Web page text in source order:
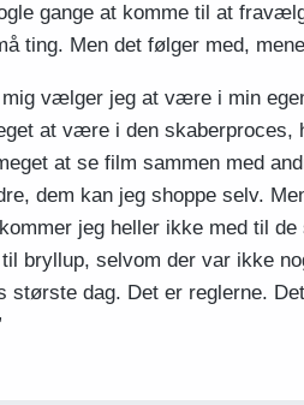
gange at komme til at
ting. Men det følger med,
mig vælger jeg at være i min
at være i den skaberproces,
at se film sammen med
dem kan jeg shoppe selv.
jeg heller ikke med til
bryllup, selvom der var ikke
største dag. Det er reglerne.